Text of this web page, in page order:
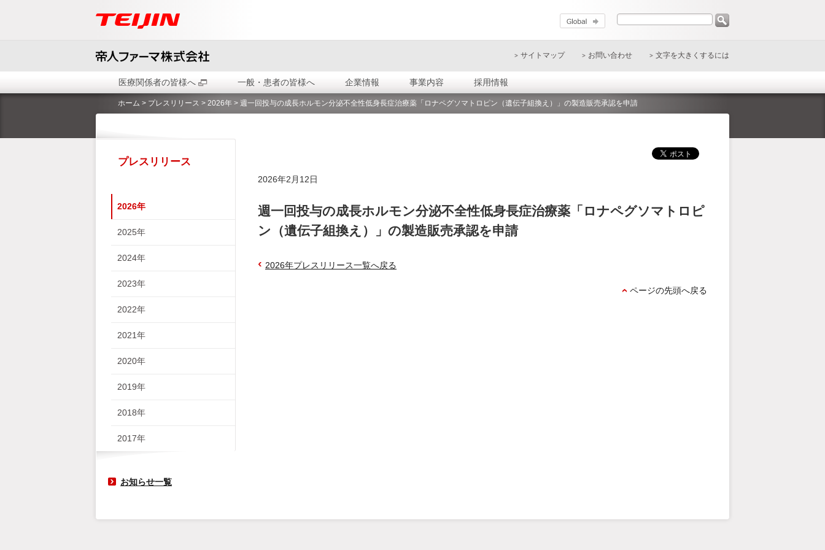
サイトマップ お問い合わせ 文字を大きくするには
医療関係者の皆様へ 一般・患者の皆様へ 企業情報 事業内容 採用情報
ホーム > プレスリリース > 2026年 > 週一回投与の成長ホルモン分泌不全性低身長症治療薬「ロナペグソマトロピン（遺伝子組換え）」の製造販売承認を申請
2026年2月12日
週一回投与の成長ホルモン分泌不全性低身長症治療薬「ロナペグソマトロピ
ン（遺伝子組換え）」の製造販売承認を申請
2026年プレスリリース一覧へ戻る
ページの先頭へ戻る
プレスリリース
2026年
2025年
2024年
2023年
2022年
2021年
2020年
2019年
2018年
2017年
お知らせ一覧